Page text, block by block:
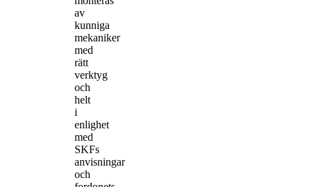
av
kunniga
mekaniker
med
rätt
verktyg
och
helt
i
enlighet
med
SKFs
anvisningar
och